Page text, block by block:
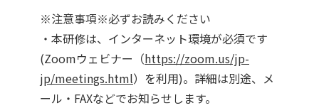
※注意事項※必ずお読みください
・本研修は、インターネット環境が必須です
(Zoomウェビナー（https://zoom.us/jp-
jp/meetings.html）を利用)。詳細は別途、メ
ール・FAXなどでお知らせします。